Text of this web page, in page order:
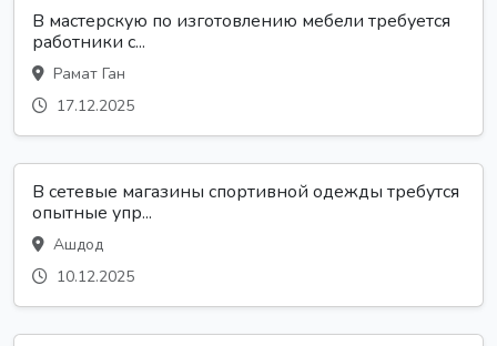
В мастерскую по изготовлению мебели требуется
работники с...
Рамат Ган
17.12.2025
В сетевые магазины спортивной одежды требутся
опытные упр...
Ашдод
10.12.2025